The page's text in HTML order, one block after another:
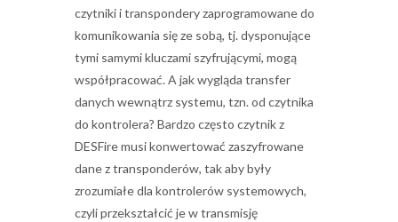
czytniki i transpondery zaprogramowane do
komunikowania się ze sobą, tj. dysponujące
tymi samymi kluczami szyfrującymi, mogą
współpracować. A jak wygląda transfer
danych wewnątrz systemu, tzn. od czytnika
do kontrolera? Bardzo często czytnik z
DESFire musi konwertować zaszyfrowane
dane z transponderów, tak aby były
zrozumiałe dla kontrolerów systemowych,
czyli przekształcić je w transmisję